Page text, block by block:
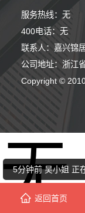
服务热线：无
400电话：无
联系人：嘉兴锦
公司地址：浙江
Copyright ©
5分钟前 陈先生 正
3分钟前 代小姐 正
5分钟前 吴小姐 正
1分钟前 韩先生 正
返回首页
无